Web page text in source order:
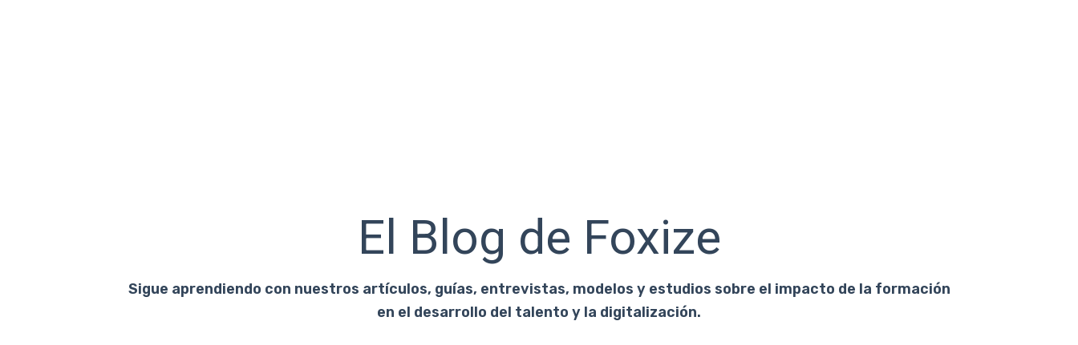
El Blog de Foxize
Sigue aprendiendo con nuestros artículos, guías, entrevistas, modelos y estudios sobre el impacto de la formación
en el desarrollo del talento y la digitalización.